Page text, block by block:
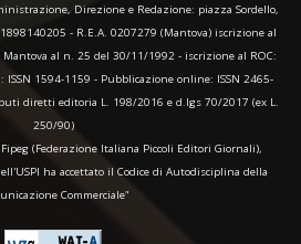
Direzione e Redazione: piazza Sordello,
- R.E.A. 0207279 (Mantova) iscrizione al
al n. 25 del 30/11/1992 - iscrizione al ROC:
1594-1159 - Pubblicazione online: ISSN 2465-
diretti editoria L. 198/2016 e d.lgs 70/2017 (ex L.
250/90)
(Federazione Italiana Piccoli Editori Giornali),
ha accettato il Codice di Autodisciplina della
Commerciale"